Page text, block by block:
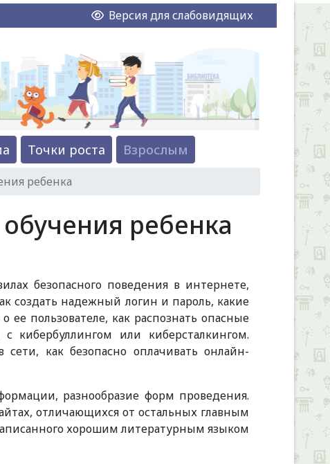
Версия для слабовидящих
Точки роста Взрослым
ребенка
ребенка
безопасного поведения в интернете,
создать надежный логин и пароль, какие
пользователе, как распознать опасные
кибербуллингом или киберсталкингом.
как безопасно оплачивать онлайн-
разнообразие форм проведения.
отличающихся от остальных главным
хорошим литературным языком